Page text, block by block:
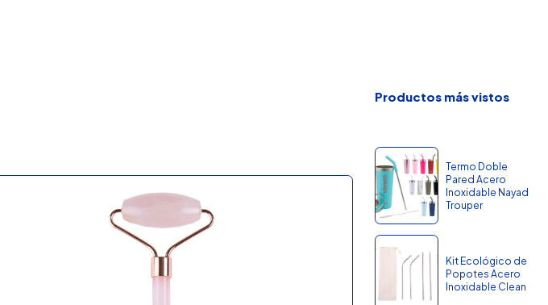
Productos más vistos
Termo Doble
Pared Acero
Inoxidable Nayad
Trouper
Kit Ecológico de
Popotes Acero
Inoxidable Clean